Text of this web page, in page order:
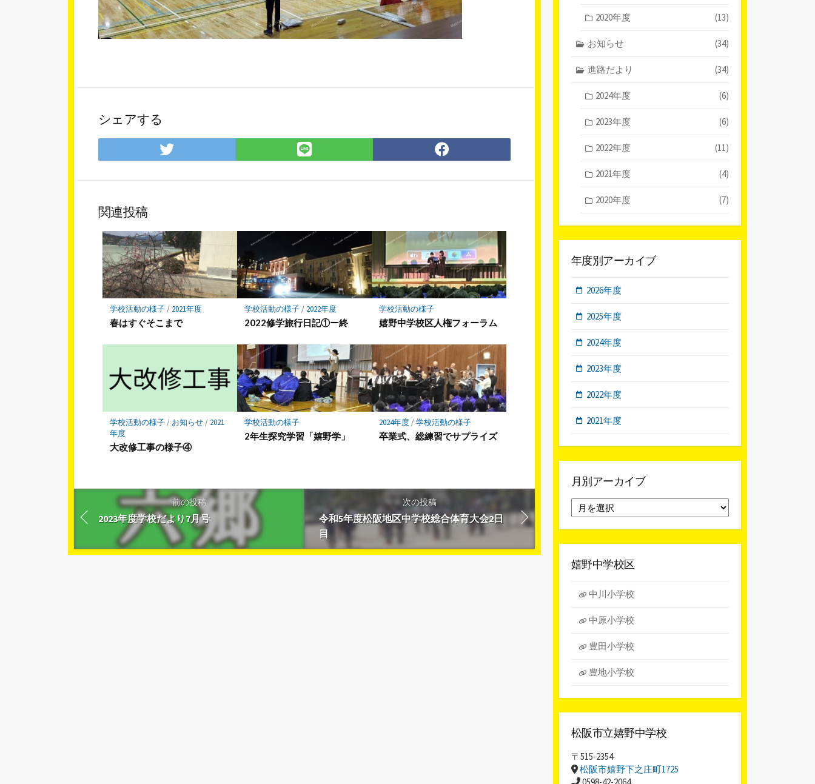
シェアする
Twitter
で
LINE
で
Facebook
で
関連投稿
学校活動の様子/ 2021年度
春はすぐそこまで
学校活動の様子/ 2022年度
2022修学旅行日記①ー終
学校活動の様子
嬉野中学校区人権フォーラム
学校活動の様子/ お知らせ/ 2021
年度
大改修工事の様子④
学校活動の様子
2年生探究学習「嬉野学」
2024年度/学校活動の様子
卒業式、総練習でサプライズ
前の投稿
2023年度学校だより7月号
次の投稿
令和5年度松阪地区中学校総合体育大会2日
目
2020年度 (13)
お知らせ (34)
進路だより (34)
2024年度 (6)
2023年度 (6)
2022年度 (11)
2021年度 (4)
2020年度 (7)
年度別アーカイブ
2026年度
2025年度
2024年度
2023年度
2022年度
2021年度
月別アーカイブ
別
ア
ー
イ
嬉野中学校区
中川小学校
中原小学校
豊田小学校
豊地小学校
松阪市立嬉野中学校
〒515-2354
松阪市嬉野下之庄町1725
0598-42-2064